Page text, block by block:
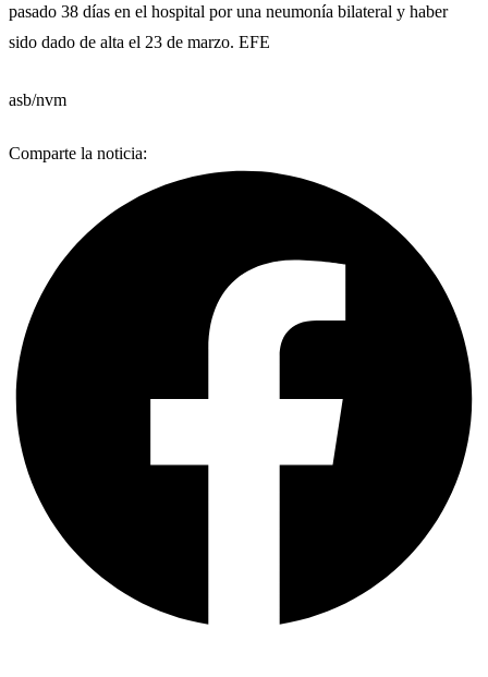
pasado 38 días en el hospital por una neumonía bilateral y haber
sido dado de alta el 23 de marzo. EFE
asb/nvm
Comparte la noticia: